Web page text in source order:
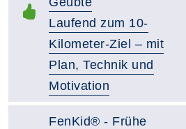
Laufend zum 10-
Kilometer-Ziel – mit
Plan, Technik und
Motivation
FenKid® - Frühe